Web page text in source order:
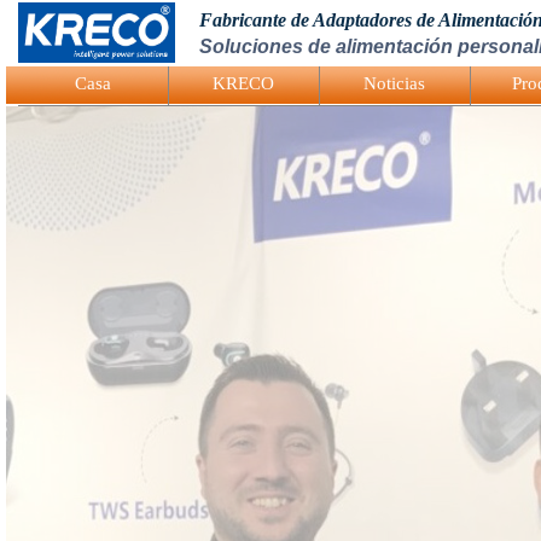
Logo Picture
Fabricante de Adaptadores de
Soluciones de alimentación
Casa KRECO Noticias